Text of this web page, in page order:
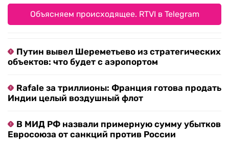
Объясняем происходящее. RTVI в Telegram
Путин вывел Шереметьево из стратегических
объектов: что будет с аэропортом
Rafale за триллионы: Франция готова продать
Индии целый воздушный флот
В МИД РФ назвали примерную сумму убытков
Евросоюза от санкций против России